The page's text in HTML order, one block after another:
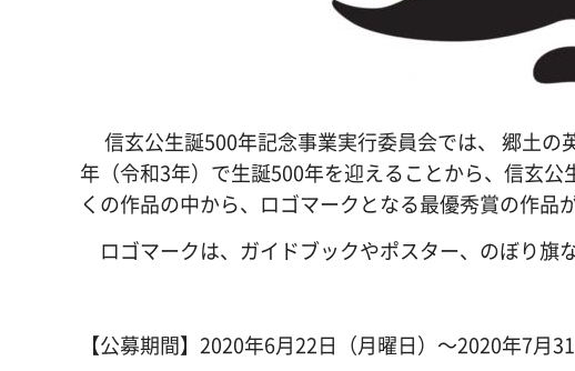
信玄公生誕500年記念事業実行委員会では、 郷土の
年（令和3年）で生誕500年を迎えることから、信玄
くの作品の中から、ロゴマークとなる最優秀賞の作品
ロゴマークは、ガイドブックやポスター、のぼり旗
【公募期間】2020年6月22日（月曜日）～2020年7月31